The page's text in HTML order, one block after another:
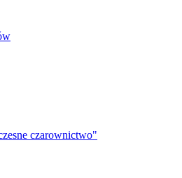
czarownictwo"